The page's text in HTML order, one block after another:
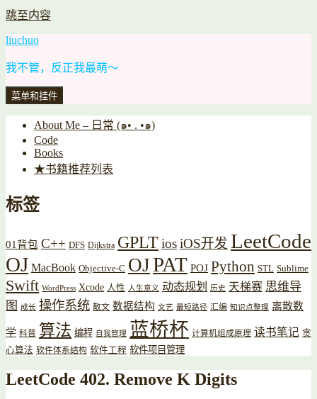
跳至内容
liuchuo
我不管，反正我最萌～
菜单和挂件
About Me – 日常 (๑• . •๑)
Code
Books
★书籍推荐列表
标签
01背包 C++ DFS Dijkstra GPLTiosiOS开发 LeetCode
OJ MacBook Objective-C OJPAT POJ Python STL Sublime
Swift WordPress Xcode 人性 人生意义 动态规划 历史 天梯赛 思维导
图
成长 操作系统 散文 数据结构 文艺 最短路径 汇编 知识点整理 离散数
学 科普 算法 编程 自我管理 蓝桥杯 计算机组成原理 读书笔记 贪
心算法 软件体系结构 软件工程 软件项目管理
LeetCode 402. Remove K Digits